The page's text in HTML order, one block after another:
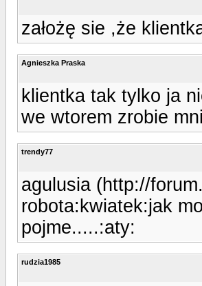
założę sie ,że
Agnieszka Praska
klientka tak tylko ja
we wtorem zrobie
trendy77
agulusia (http://
robota:kwiatek:jak
pojme.....:aty:
rudzia1985